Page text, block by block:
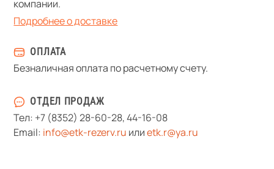
компании.
Подробнее о доставке
ОПЛАТА
Безналичная оплата по расчетному счету.
ОТДЕЛ ПРОДАЖ
Тел: +7 (8352) 28-60-28,44-16-08
Email: info@etk-rezerv.ru илиetk.r@ya.ru